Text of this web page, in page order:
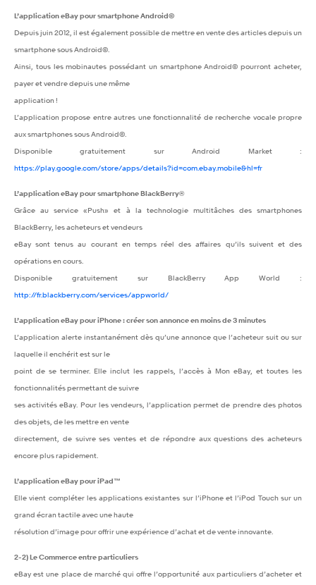
L’application eBay pour smartphone Android©
Depuis juin 2012, il est également possible de mettre en vente des articles depuis un
smartphone sous Android©.
Ainsi, tous les mobinautes possédant un smartphone Android© pourront acheter,
payer et vendre depuis une même
application !
L’application propose entre autres une fonctionnalité de recherche vocale propre
aux smartphones sous Android©.
Disponible gratuitement sur Android Market :
https://play.google.com/store/apps/details?id=com.ebay.mobile&hl=fr
L’application eBay pour smartphone BlackBerry®
Grâce au service «Push» et à la technologie multitâches des smartphones
BlackBerry, les acheteurs et vendeurs
eBay sont tenus au courant en temps réel des affaires qu’ils suivent et des
opérations en cours.
Disponible gratuitement sur BlackBerry App World :
http://fr.blackberry.com/services/appworld/
L’application eBay pour iPhone : créer son annonce en moins de 3 minutes
L’application alerte instantanément dès qu’une annonce que l’acheteur suit ou sur
laquelle il enchérit est sur le
point de se terminer. Elle inclut les rappels, l’accès à Mon eBay, et toutes les
fonctionnalités permettant de suivre
ses activités eBay. Pour les vendeurs, l’application permet de prendre des photos
des objets, de les mettre en vente
directement, de suivre ses ventes et de répondre aux questions des acheteurs
encore plus rapidement.
L’application eBay pour iPad™
Elle vient compléter les applications existantes sur l’iPhone et l’iPod Touch sur un
grand écran tactile avec une haute
résolution d’image pour offrir une expérience d’achat et de vente innovante.
2-2) Le Commerce entre particuliers
eBay est une place de marché qui offre l’opportunité aux particuliers d’acheter et